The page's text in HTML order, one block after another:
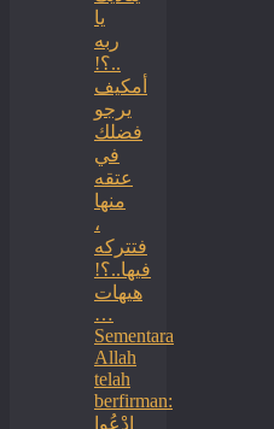
يا
ربه
..؟!
أمكيف
يرجو
فضلك
في
عتقه
منها
،
فتتركه
فيها..؟!
هيهات
…
Sementara
Allah
telah
berfirman:
ادْعُوا